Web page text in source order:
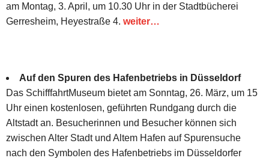
am Montag, 3. April, um 10.30 Uhr in der Stadtbücherei
Gerresheim, Heyestraße 4. weiter…
Auf den Spuren des Hafenbetriebs in Düsseldorf
Das SchifffahrtMuseum bietet am Sonntag, 26. März, um 15
Uhr einen kostenlosen, geführten Rundgang durch die
Altstadt an. Besucherinnen und Besucher können sich
zwischen Alter Stadt und Altem Hafen auf Spurensuche
nach den Symbolen des Hafenbetriebs im Düsseldorfer